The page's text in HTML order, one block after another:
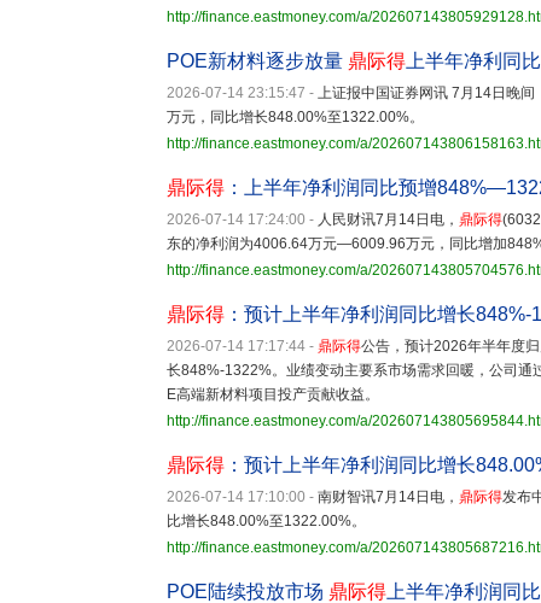
http://finance.eastmoney.com/a/
POE新材料逐步放量 鼎际得 上半年净利同
2026-07-14 23:15:47 - 上证报中国证券网讯 7月14日晚间
万元，同比增长848.00%至1322.00%。
http://finance.eastmoney.com/a/
鼎际得 ：上半年净利润同比预增
2026-07-14 17:24:00 - 人民财讯7月14日电， 鼎际得
东的净利润为4006.64万元—6009.96万元，同比增加
http://finance.eastmoney.com/a/
鼎际得 ：预计上半年净利润同比增长848%-
2026-07-14 17:17:44 - 鼎际得公告，预计2026年半年度
长848%-1322%。业绩变动主要系市场需求回暖，公司
E高端新材料项目投产贡献收益。
http://finance.eastmoney.com/a/
鼎际得 ：预计上半年净利润同比增长
2026-07-14 17:10:00 - 南财智讯7月14日电， 鼎际得发布
比增长848.00%至1322.00%。
http://finance.eastmoney.com/a/
POE陆续投放市场 鼎际得 上半年净利润同